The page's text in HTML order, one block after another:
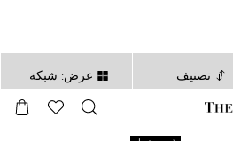
تصنيف عرض: شبكة
ثانية